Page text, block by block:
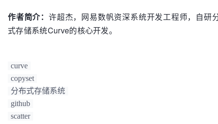
作者简介： 许超杰，网易数帆资深系统开发工程师，自研
式存储系统Curve的核心开发。
curve
copyset
分布式存储系统
github
scatter